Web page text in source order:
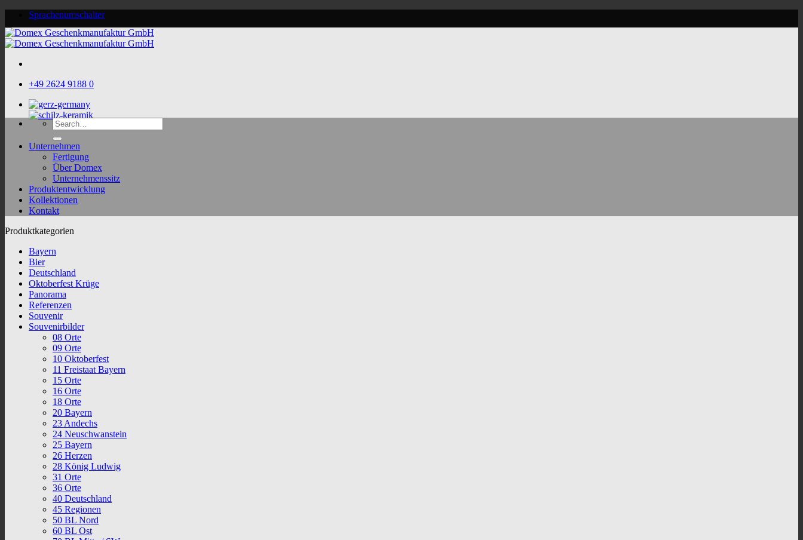
content
Sprachenumschalter
+49 2624 9188 0
Search
for:
Unternehmen
Fertigung
Über Domex
Unternehmenssitz
Produktentwicklung
Kollektionen
Kontakt
Produktkategorien
Bayern
Bier
Deutschland
Oktoberfest Krüge
Panorama
Referenzen
Souvenir
Souvenirbilder
08 Orte
09 Orte
10 Oktoberfest
11 Freistaat Bayern
15 Orte
16 Orte
18 Orte
20 Bayern
23 Andechs
24 Neuschwanstein
25 Bayern
26 Herzen
28 König Ludwig
31 Orte
36 Orte
40 Deutschland
45 Regionen
50 BL Nord
60 BL Ost